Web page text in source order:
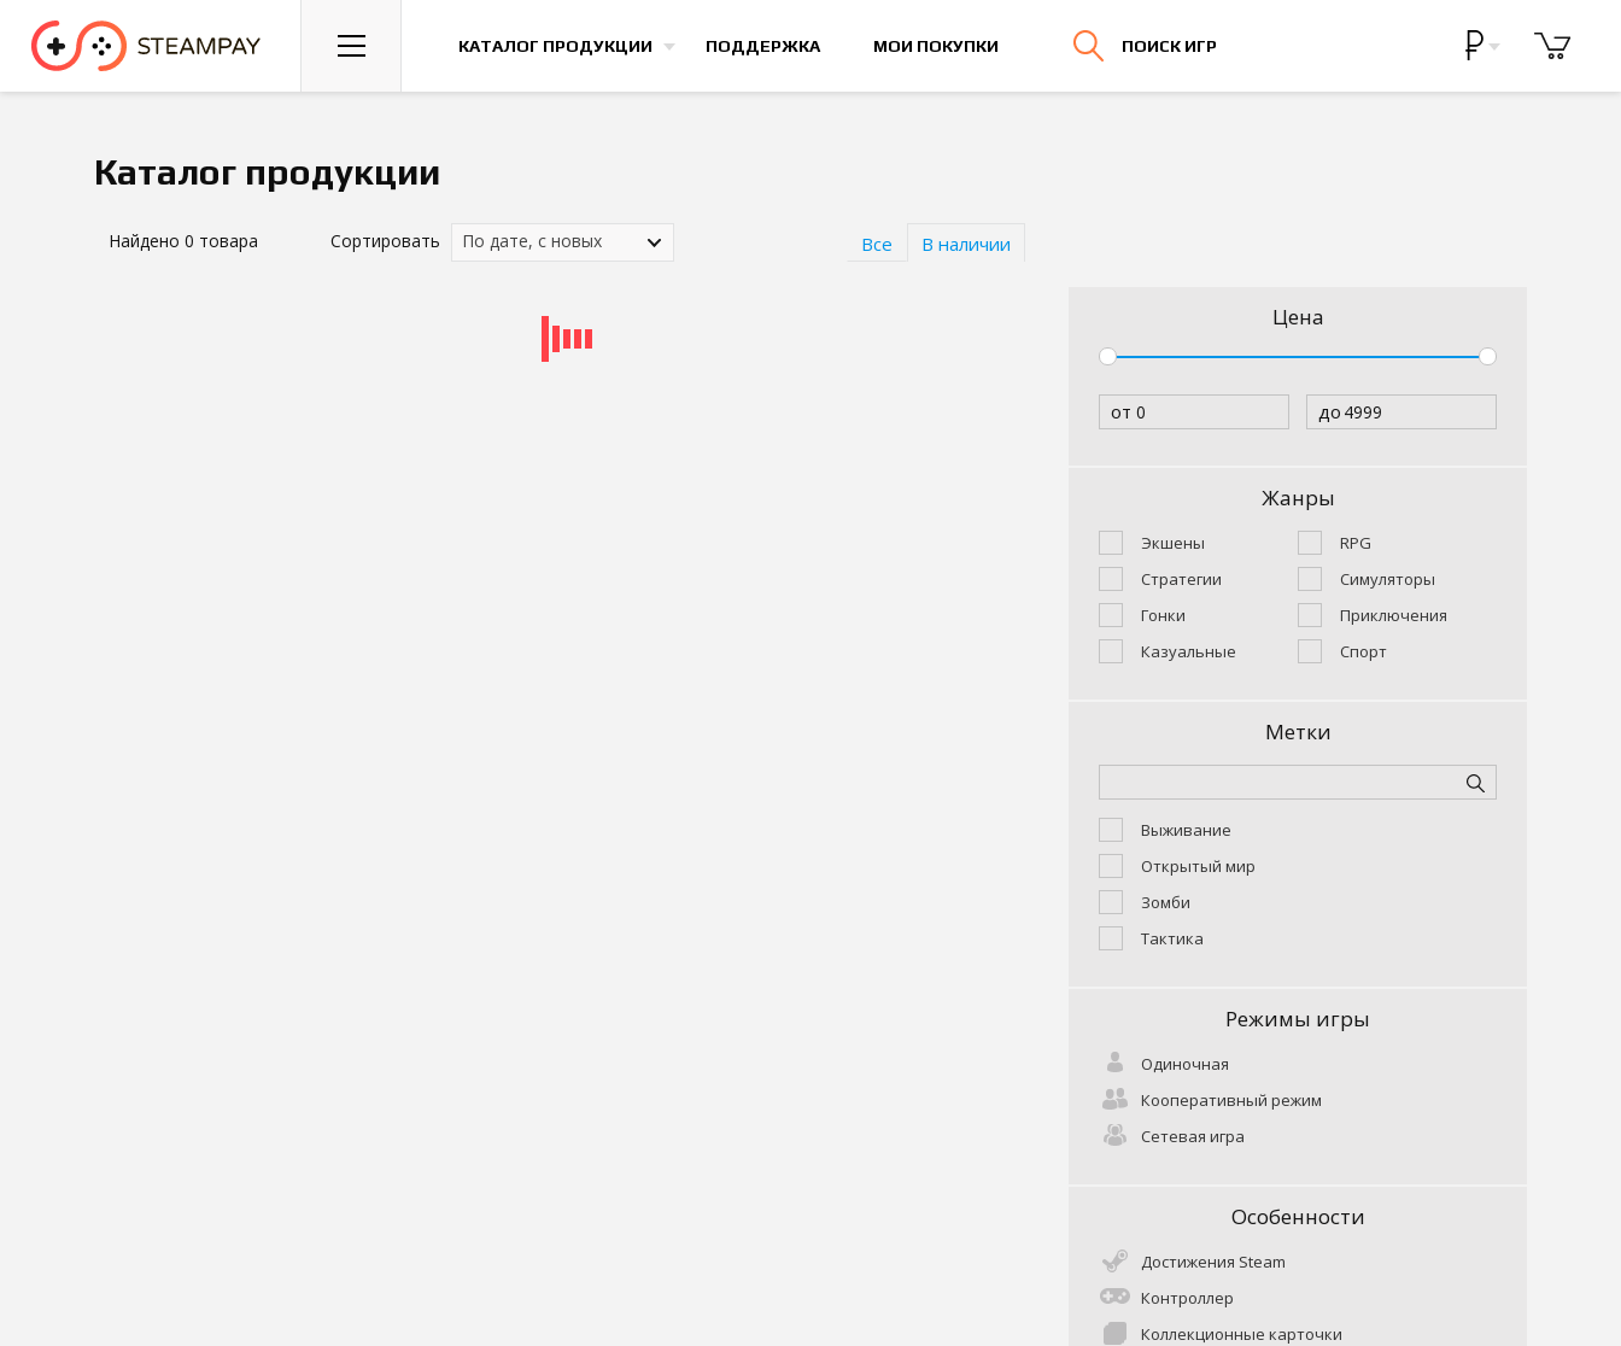
КАТАЛОГ ПРОДУКЦИИ ПОДДЕРЖКА МОИ ПОКУПКИ ПОИСК ИГР
Спорт Гонки Казуальные Все игры
Каталог продукции
Цена
от до
Жанры
Экшены
RPG
Стратегии
Симуляторы
Гонки
Приключения
Казуальные
Спорт
Метки
Выживание
Открытый мир
Зомби
Тактика
Режимы игры
Одиночная
Кооперативный режим
Сетевая игра
Особенности
Достижения Steam
Контроллер
Коллекционные карточки
Найдено 0 товара Сортировать По дате, с новых Все В наличии